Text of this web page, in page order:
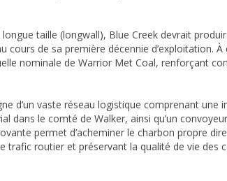
taille (longwall), Blue Creek devrait
de sa première décennie d’exploitation.
nominale de Warrior Met Coal, renforçant
d’un vaste réseau logistique comprenant une
dans le comté de Walker, ainsi qu’un
permet d’acheminer le charbon propre
trafic routier et préservant la qualité de vie des